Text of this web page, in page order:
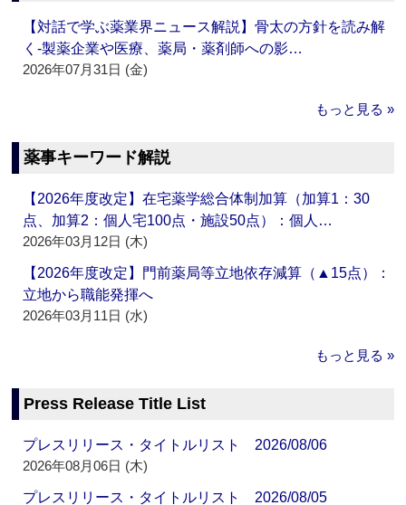
【対話で学ぶ薬業界ニュース解説】骨太の方針を読み解
く‐製薬企業や医療、薬局・薬剤師への影…
2026年07月31日 (金)
もっと見る »
薬事キーワード解説
【2026年度改定】在宅薬学総合体制加算（加算1：30
点、加算2：個人宅100点・施設50点）：個人…
2026年03月12日 (木)
【2026年度改定】門前薬局等立地依存減算（▲15点）：
立地から職能発揮へ
2026年03月11日 (水)
もっと見る »
Press Release Title List
プレスリリース・タイトルリスト 2026/08/06
2026年08月06日 (木)
プレスリリース・タイトルリスト 2026/08/05